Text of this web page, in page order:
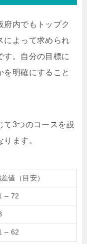
府内でもトップク
によって求められ
す。自分の目標に
を明確にすること
て3つのコースを設
ます。
値（目安）
– 72
– 62